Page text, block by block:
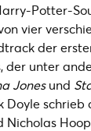
Potter-
vier
der
der unter
Jonesund
Doyle schrieb
Nicholas